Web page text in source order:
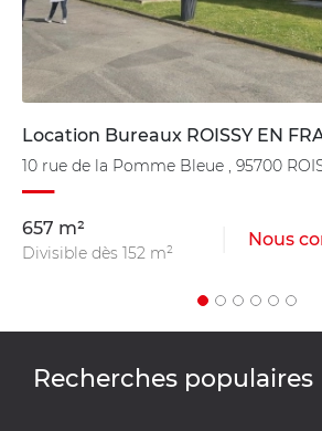
Location Bureaux ROISSY EN
10 rue de la Pomme Bleue , 95700
657 m²
Divisible dès 152 m²
Nous
Recherches populaires